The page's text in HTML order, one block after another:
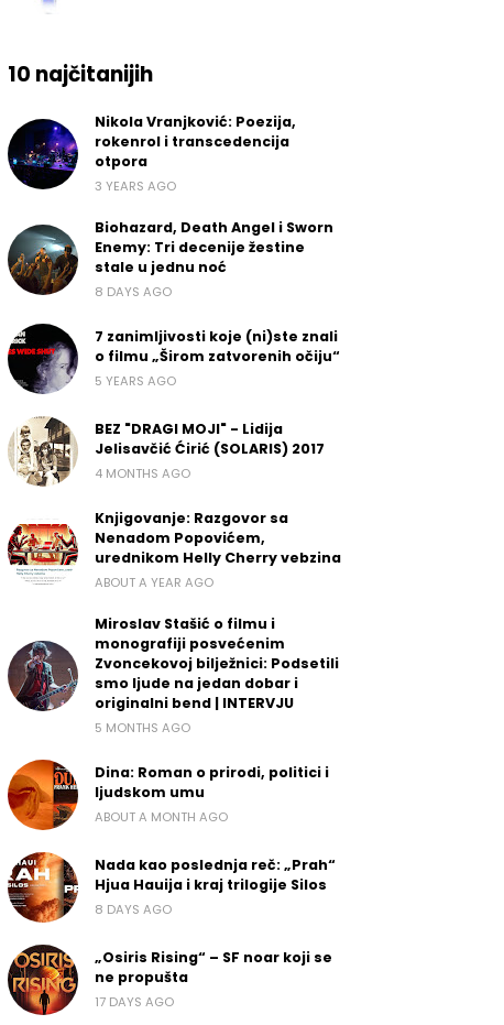
10 najčitanijih
Nikola Vranjković: Poezija,
rokenrol i transcedencija
otpora
3 YEARS AGO
Biohazard, Death Angel i Sworn
Enemy: Tri decenije žestine
stale u jednu noć
8 DAYS AGO
7 zanimljivosti koje (ni)ste znali
o filmu „Širom zatvorenih očiju“
5 YEARS AGO
BEZ "DRAGI MOJI" - Lidija
Jelisavčić Ćirić (SOLARIS) 2017
4 MONTHS AGO
Knjigovanje: Razgovor sa
Nenadom Popovićem,
urednikom Helly Cherry vebzina
ABOUT A YEAR AGO
Miroslav Stašić o filmu i
monografiji posvećenim
Zvoncekovoj bilježnici: Podsetili
smo ljude na jedan dobar i
originalni bend | INTERVJU
5 MONTHS AGO
Dina: Roman o prirodi, politici i
ljudskom umu
ABOUT A MONTH AGO
Nada kao poslednja reč: „Prah“
Hjua Hauija i kraj trilogije Silos
8 DAYS AGO
„Osiris Rising“ – SF noar koji se
ne propušta
17 DAYS AGO